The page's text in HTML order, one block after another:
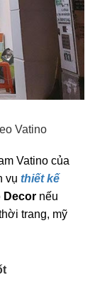
Vatino
Vatino của
vụ thiết kế
Decor nếu
trang, mỹ